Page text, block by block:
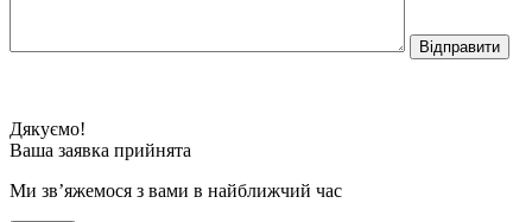
Дякуємо!
Ваша заявка прийнята
Ми зв’яжемося з вами в найближчий час